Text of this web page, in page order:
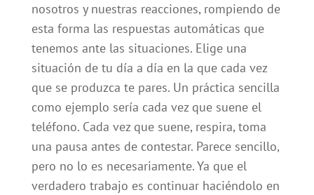
nosotros y nuestras reacciones, rompiendo de
esta forma las respuestas automáticas que
tenemos ante las situaciones. Elige una
situación de tu día a día en la que cada vez
que se produzca te pares. Un práctica sencilla
como ejemplo sería cada vez que suene el
teléfono. Cada vez que suene, respira, toma
una pausa antes de contestar. Parece sencillo,
pero no lo es necesariamente. Ya que el
verdadero trabajo es continuar haciéndolo en